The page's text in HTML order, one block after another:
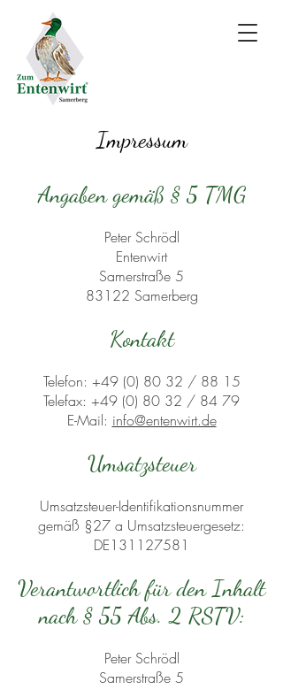
IMPRESSUM
Impressum
Angaben gemäß § 5 TMG
Peter Schrödl
Entenwirt
Samerstraße 5
83122 Samerberg
Kontakt
Telefon: +49 (0) 80 32 / 88 15
Telefax: +49 (0) 80 32 / 84 79
E-Mail: info@entenwirt.de
Umsatzsteuer
Umsatzsteuer-Identifikationsnummer
gemäß §27 a Umsatzsteuergesetz:
DE131127581
Verantwortlich für den Inhalt
nach § 55 Abs. 2 RSTV:
Peter Schrödl
Samerstraße 5